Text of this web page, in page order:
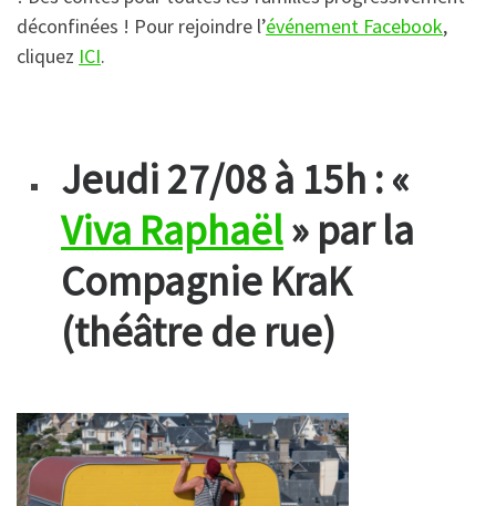
déconfinées ! Pour rejoindre l’événement Facebook,
cliquez ICI.
Jeudi 27/08 à 15h : «
Viva Raphaël» par la
Compagnie KraK
(théâtre de rue)